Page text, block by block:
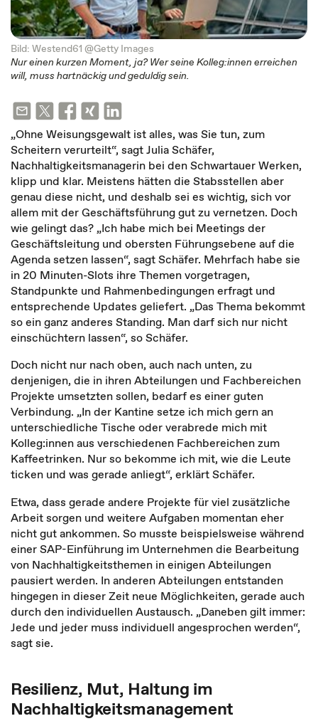
Bild: Westend61 @Getty Images
Nur einen kurzen Moment, ja? Wer seine Kolleg:innen erreichen
will, muss hartnäckig und geduldig sein.
„Ohne Weisungsgewalt ist alles, was Sie tun, zum
Scheitern verurteilt“, sagt Julia Schäfer,
Nachhaltigkeitsmanagerin bei den Schwartauer Werken,
klipp und klar. Meistens hätten die Stabsstellen aber
genau diese nicht, und deshalb sei es wichtig, sich vor
allem mit der Geschäftsführung gut zu vernetzen. Doch
wie gelingt das? „Ich habe mich bei Meetings der
Geschäftsleitung und obersten Führungsebene auf die
Agenda setzen lassen“, sagt Schäfer. Mehrfach habe sie
in 20 Minuten-Slots ihre Themen vorgetragen,
Standpunkte und Rahmenbedingungen erfragt und
entsprechende Updates geliefert. „Das Thema bekommt
so ein ganz anderes Standing. Man darf sich nur nicht
einschüchtern lassen“, so Schäfer.
Doch nicht nur nach oben, auch nach unten, zu
denjenigen, die in ihren Abteilungen und Fachbereichen
Projekte umsetzten sollen, bedarf es einer guten
Verbindung. „In der Kantine setze ich mich gern an
unterschiedliche Tische oder verabrede mich mit
Kolleg:innen aus verschiedenen Fachbereichen zum
Kaffeetrinken. Nur so bekomme ich mit, wie die Leute
ticken und was gerade anliegt“, erklärt Schäfer.
Etwa, dass gerade andere Projekte für viel zusätzliche
Arbeit sorgen und weitere Aufgaben momentan eher
nicht gut ankommen. So musste beispielsweise während
einer SAP-Einführung im Unternehmen die Bearbeitung
von Nachhaltigkeitsthemen in einigen Abteilungen
pausiert werden. In anderen Abteilungen entstanden
hingegen in dieser Zeit neue Möglichkeiten, gerade auch
durch den individuellen Austausch. „Daneben gilt immer:
Jede und jeder muss individuell angesprochen werden“,
sagt sie.
Resilienz, Mut, Haltung im
Nachhaltigkeitsmanagement